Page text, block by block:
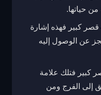
من حياتها.
كبير فهذه إشارة
عن الوصول إليه
كبير فتلك علامة
إلى الفرج ومن